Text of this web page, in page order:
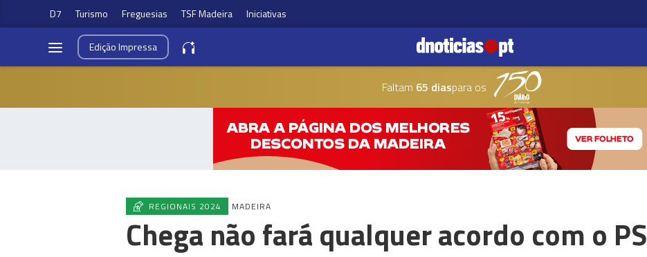
D7 Turismo Freguesias TSF Madeira Iniciativas
EdiçãoImpressa
Faltam 65 diaspara os
REGIONAIS 2024 MADEIRA
Chega não fará qualquer acordo com o